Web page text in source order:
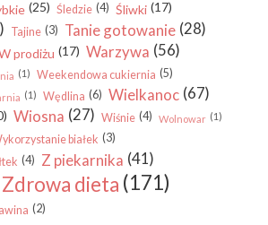
(25) Śledzie (4) Śliwki (17)
Tajine (3) Tanie gotowanie (28)
prodiżu (17) Warzywa (56)
(1) Weekendowa cukiernia (5)
(1) Wędlina (6) Wielkanoc (67)
Wiosna (27) Wiśnie (4) Wolnowar (1)
białek (3)
(4) Z piekarnika (41)
Zdrowa dieta (171)
(2)